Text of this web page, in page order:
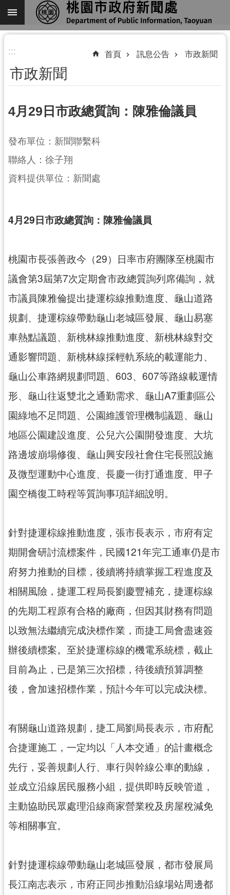
跳到主要內容區塊
進
搜
尋
於
我
通
訊
業
務
資
訊
訊
息
公
告
便
民
服
務
政
府
資
訊
開
回
首
頁
網
站
導
覽
市
政
信
箱
常
答
桃
市
政
入
口
網
隱
私
權
::: 首頁 訊息公告 市政新聞
市政新聞
4月29日市政總質詢：陳雅倫議員
發布單位：新聞聯繫科
聯絡人：徐子翔
資料提供單位：新聞處
4月29日市政總質詢：陳雅倫議員
桃園市長張善政今（29）日率市府團隊至桃園市
議會第3屆第7次定期會市政總質詢列席備詢，就
市議員陳雅倫提出捷運棕線推動進度、龜山道路
規劃、捷運棕線帶動龜山老城區發展、龜山易塞
車熱點議題、新桃林線推動進度、新桃林線對交
通影響問題、新桃林線採輕軌系統的載運能力、
龜山公車路網規劃問題、603、607等路線載運情
形、龜山往返雙北之通勤需求、龜山A7重劃區公
園綠地不足問題、公園維護管理機制議題、龜山
地區公園建設進度、公兒六公園開發進度、大坑
路邊坡崩塌修復、龜山興安段社會住宅長照設施
及微型運動中心進度、長慶一街打通進度、甲子
園空橋復工時程等質詢事項詳細說明。
針對捷運棕線推動進度，張市長表示，市府有定
期開會研討流標案件，民國121年完工通車仍是市
府努力推動的目標，後續將持續掌握工程進度及
相關風險，捷運工程局長劉慶豐補充，捷運棕線
的先期工程原有合格的廠商，但因其財務有問題
以致無法繼續完成決標作業，而捷工局會盡速簽
辦後續標案。至於捷運棕線的機電系統標，截止
目前為止，已是第三次招標，待後續預算調整
後，會加速招標作業，預計今年可以完成決標。
有關龜山道路規劃，捷工局劉局長表示，市府配
合捷運施工，一定均以「人本交通」的計畫概念
先行，妥善規劃人行、車行與幹線公車的動線，
並成立沿線居民服務小組，提供即時反映管道，
主動協助民眾處理沿線商家營業稅及房屋稅減免
等相關事宜。
針對捷運棕線帶動龜山老城區發展，都市發展局
長江南志表示，市府正同步推動沿線場站周邊都